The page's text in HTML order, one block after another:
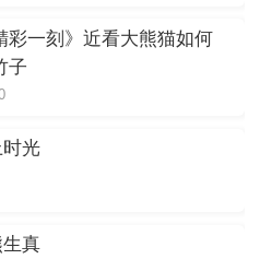
彩一刻》近看大熊猫如何
子
时光
生真